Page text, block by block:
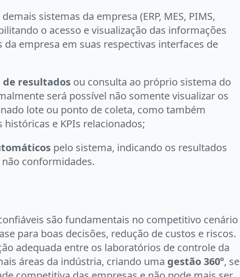
sistemas da empresa (ERP, MES, PIMS,
o acesso e visualização das informações
da empresa em suas respectivas interfaces de
resultados ou consulta ao próprio sistema do
será possível não somente visualizar os
lote ou ponto de coleta, como também
e KPIs relacionados;
pelo sistema, indicando os resultados
conformidades.
são fundamentais no competitivo cenário
para boas decisões, redução de custos e riscos.
adequada entre os laboratórios de controle da
áreas da indústria, criando uma gestão 360º, se